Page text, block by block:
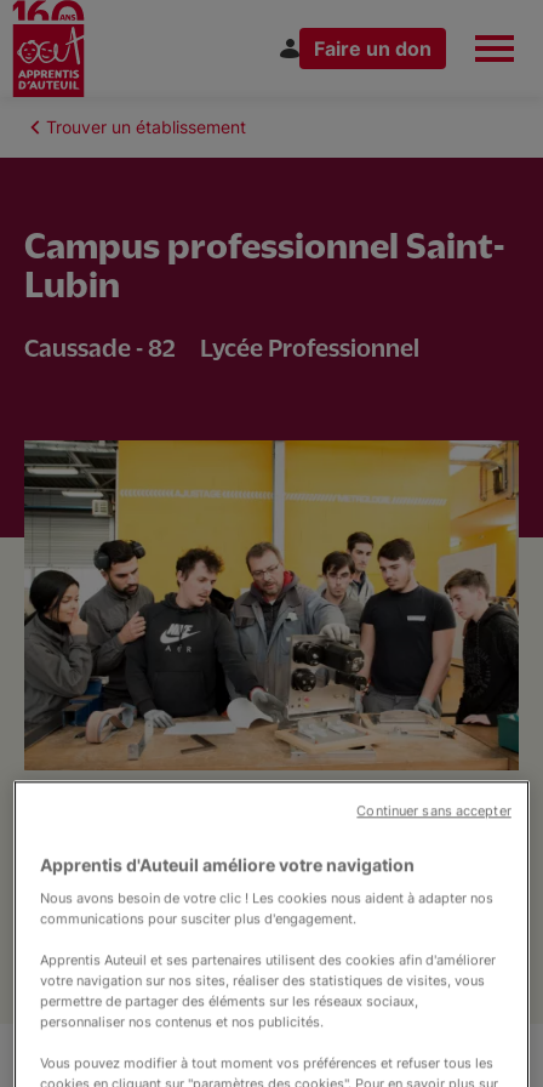
principal
Nous connaître
Nous rejoindre
Nous soutenir
Vous accompagner
Faire un don
Fil Trouver un établissement
Campus professionnel Saint-
Lubin
Caussade - 82 Lycée Professionnel
Le Campus Saint-Lubin propose des
apprentissage dans les domaines suivants :
métallerie, soudure, installation
menuiseries, maintenance du bâtiment et
réparation de cycles.
Apprentis d'Auteuil améliore votre navigation
Nous avons besoin de votre clic ! Les cookies nous aident à adapter nos
communications pour susciter plus d'engagement.
Apprentis Auteuil et ses partenaires utilisent des cookies afin d'améliorer
votre navigation sur nos sites, réaliser des statistiques de visites, vous
permettre de partager des éléments sur les réseaux sociaux,
personnaliser nos contenus et nos publicités.
Vous pouvez modifier à tout moment vos préférences et refuser tous les
Continuer sans accepter